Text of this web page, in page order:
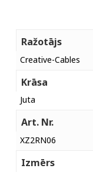
Ražotājs
Creative-Cables
Krāsa
Juta
Art. Nr.
XZ2RN06
Izmērs